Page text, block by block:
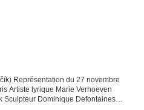
Représentation du 27 novembre
Artiste lyrique Marie Verhoeven
Sculpteur Dominique Defontaines